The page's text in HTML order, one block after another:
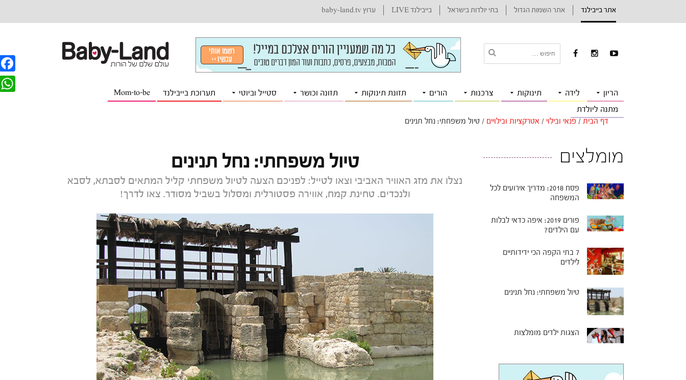
אתר בייבילנד אתר השמות הגדול בתי יולדות בישראל בייבילנד LIVE ערוץ baby-land.tv
הריון לידה תינוקות צרכנות הורים תזונת תינוקות תזונה וכושר סטייל וביוטי תערוכת בייבילנד Mom-to-be
מתנה ליולדת
דף הבית / פנאי ובילוי / אטרקציות ובילויים / טיול משפחתי: נחל תנינים
טיול משפחתי: נחל תנינים
נצלו את מזג האוויר האביבי וצאו לטייל: לפניכם הצעה לטיול משפחתי קליל המתאים לסבתא, לסבא
ולנכדים. טחינת קמח, אווירה פסטורלית ומסלול בשביל מסודר. צאו לדרך!
מומלצים
פסח 2018: מדריך אירועים לכל
המשפחה
פורים 2019: איפה כדאי לבלות
עם הילדים?
7 בתי הקפה הכי ידידותיים
לילדים
טיול משפחתי: נחל תנינים
הצגות ילדים מומלצות
F